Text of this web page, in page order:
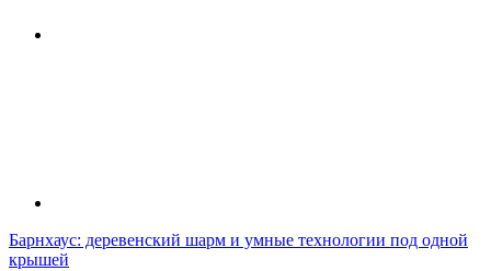
Барнхаус: деревенский шарм и умные технологии под одной
крышей